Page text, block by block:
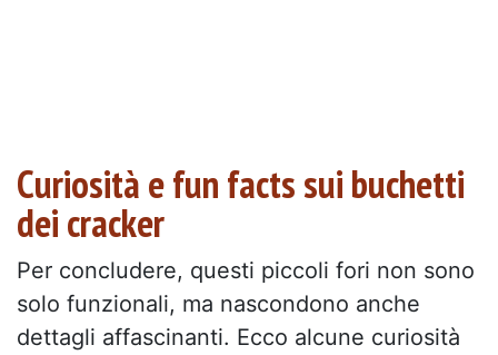
Curiosità e fun facts sui buchetti
dei cracker
Per concludere, questi piccoli fori non sono
solo funzionali, ma nascondono anche
dettagli affascinanti. Ecco alcune curiosità